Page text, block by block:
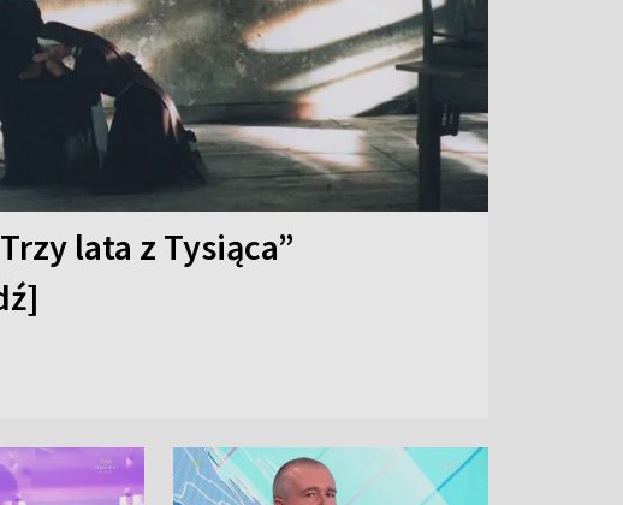
lata z Tysiąca”